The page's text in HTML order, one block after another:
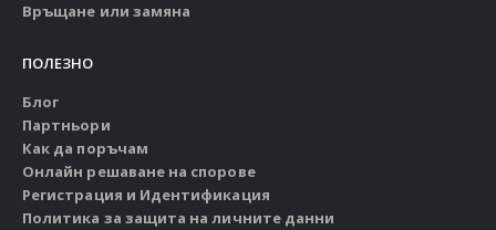
Връщане или замяна
ПОЛЕЗНО
Блог
Партньори
Как да поръчам
Онлайн решаване на спорове
Регистрация и Идентификация
Политика за защита на личните данни